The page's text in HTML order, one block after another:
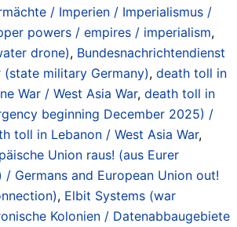
/ Imperien / Imperialismus /
powers / empires / imperialism,
drone), Bundesnachrichtendienst
(state military Germany), death toll in
War / West Asia War, death toll in
beginning December 2025) /
toll in Lebanon / West Asia War,
Union raus! (aus Eurer
Germans and European Union out!
, Elbit Systems (war
Kolonien / Datenabbaugebiete